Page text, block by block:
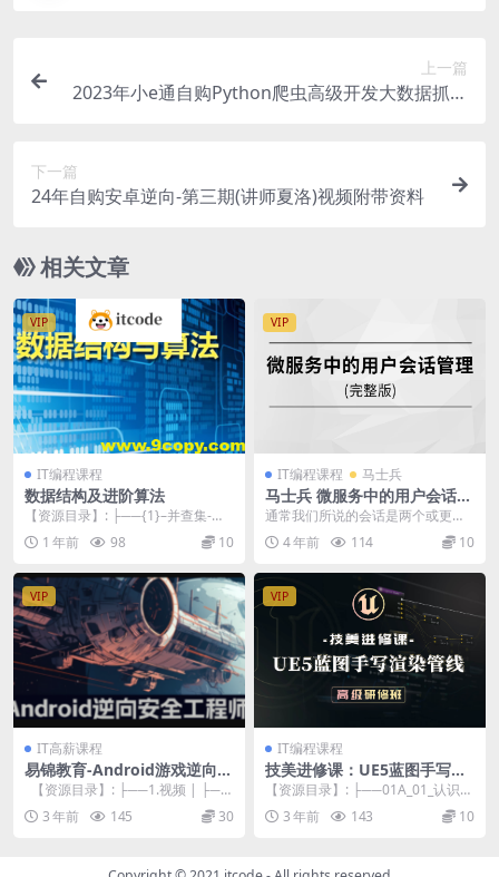
上一篇
2023年小e通自购Python爬虫高级开发大数据抓取
下一篇
24年自购安卓逆向-第三期(讲师夏洛)视频附带资料
相关文章
VIP
IT编程课程
数据结构及进阶算法
【资源目录】: ├──{1}–并查集-树
的应用 | ├──[1.1]...
1 年前 98 10
VIP
IT编程课程 马士兵
马士兵 微服务中的用户会话管
理 | 完结
通常我们所说的会话是两个或更多
个通信设备之间或计算机和用户之
间的半永久性交互式信...
4 年前 114 10
VIP
IT高薪课程
易锦教育-Android游戏逆向工
程师系统培训12期
【资源目录】: ├──1.视频 | ├──
1、Java基础 | |...
3 年前 145 30
VIP
IT编程课程
技美进修课：UE5蓝图手写渲
染管线高级研修班
【资源目录】: ├──01A_01_认识机
械波.mp4 29.84M ├──01...
3 年前 143 10